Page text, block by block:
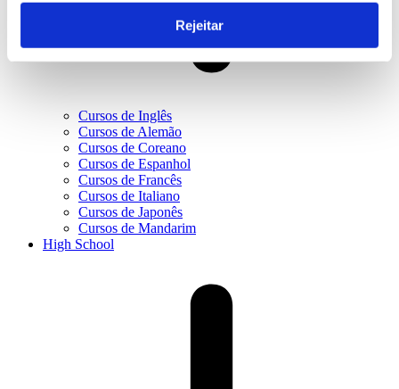
Rejeitar
Cursos de Inglês
Cursos de Alemão
Cursos de Coreano
Cursos de Espanhol
Cursos de Francês
Cursos de Italiano
Cursos de Japonês
Cursos de Mandarim
High School